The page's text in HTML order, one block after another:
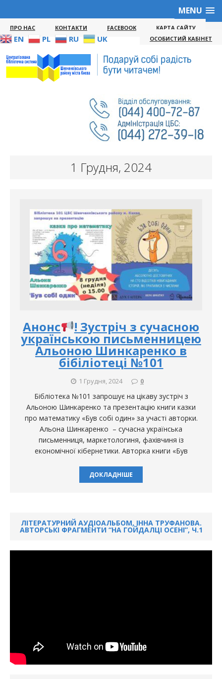
MENU
ПРО НАС КОНТАКТИ FACEBOOK КАРТА САЙТУ
EN PL RU UK ОСОБИСТИЙ КАБІНЕТ
1 Грудня, 2024
Анонс ! Зустріч з сучасною
українською письменницею
Альоною Шинкаренко в
бібіліотеці №101
1 Грудня, 2024 0
Бібліотека №101 запрошує на цікаву зустріч з
Альоною Шинкаренко та презентацію книги казки
про математику «Був собі один» за участі авторки.
Альона Шинкаренко – сучасна українська
письменниця, маркетологиня, фахівчиня із
економічної кібернетики. Авторка книги «Був
ДОКЛАДНІШЕ
ЛІТЕРАТУРНИЙ АУДІОАЛЬБОМ, ІННА ТРУФАНОВА.
АВТОРСЬКІ ФРАГМЕНТИ “НА ГОЙДАЛЦІ ОСЕНІ”, Ч.1